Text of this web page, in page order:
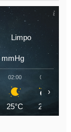
Limpo
mmHg
02:00
25°C
03:00
25°C
›